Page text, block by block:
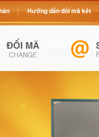
Hướng dẫn đổi mã két